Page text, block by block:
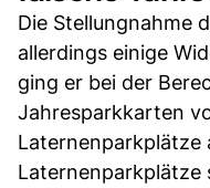
Die Stellungnahme
allerdings einige
ging er bei der
Jahresparkkarten
Laternenparkplätze
Laternenparkplätze